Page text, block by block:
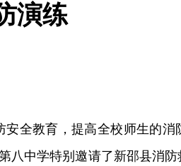
演练
安全教育，提高全校师生的
八中学特别邀请了新邵县消